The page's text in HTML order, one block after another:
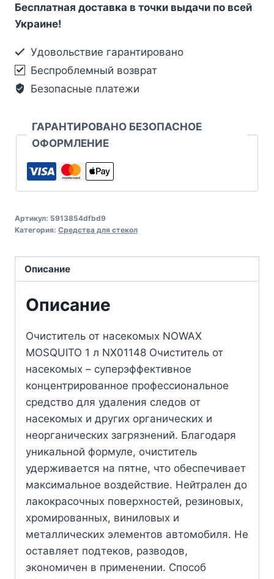
Бесплатная доставка в точки выдачи по всей
Украине!
Удовольствие гарантировано
Беспроблемный возврат
Безопасные платежи
ГАРАНТИРОВАНО БЕЗОПАСНОЕ
ОФОРМЛЕНИЕ
Артикул: 5913854dfbd9
Категория: Средства для стекол
Описание
Описание
Очиститель от насекомых NOWAX
MOSQUITO 1 л NX01148 Очиститель от
насекомых – суперэффективное
концентрированное профессиональное
средство для удаления следов от
насекомых и других органических и
неорганических загрязнений. Благодаря
уникальной формуле, очиститель
удерживается на пятне, что обеспечивает
максимальное воздействие. Нейтрален до
лакокрасочных поверхностей, резиновых,
хромированных, виниловых и
металлических элементов автомобиля. Не
оставляет подтеков, разводов,
экономичен в применении. Способ